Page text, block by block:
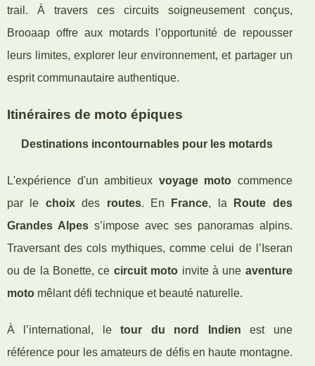
trail. À travers ces circuits soigneusement conçus,
Brooaap offre aux motards l’opportunité de repousser
leurs limites, explorer leur environnement, et partager un
esprit communautaire authentique.
Itinéraires de moto épiques
Destinations incontournables pour les motards
L'expérience d'un ambitieux voyage moto commence
par le choixdes routes. En France, la
Route des
Grandes Alpess’impose avec ses panoramas alpins.
Traversant des cols mythiques, comme celui de l’Iseran
ou de la Bonette, ce circuit moto invite à une aventure
moto mêlant défi technique et beauté naturelle.
À l’international, letour du nord Indien est une
référence pour les amateurs de défis en haute montagne.